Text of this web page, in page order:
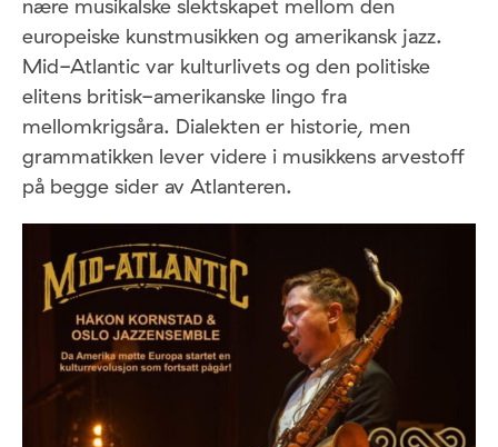
nære musikalske slektskapet mellom den
europeiske kunstmusikken og amerikansk jazz.
Mid-Atlantic var kulturlivets og den politiske
elitens britisk-amerikanske lingo fra
mellomkrigsåra. Dialekten er historie, men
grammatikken lever videre i musikkens arvestoff
på begge sider av Atlanteren.